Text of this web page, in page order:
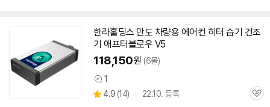
기
한라홀딩스 만도 차량용 에어컨 히터 습기 건조
기 애프터블로우 V5
118,150원 (6몰)
상
품
1
별
4.9 (상
14) 22.10. 등록
관